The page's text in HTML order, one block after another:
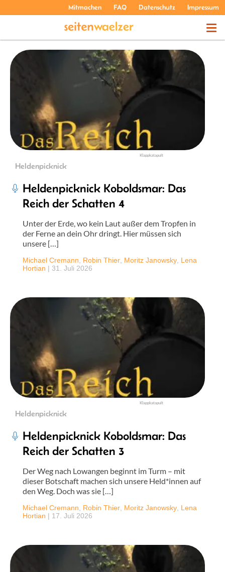
Mitmachen FAQ Datenschutz Impressum
THEMEN
PODCASTS
ÜBER UNS
Klappkatapult
Heldenpicknick
Heldenpicknick Koboldsmar: Das
Reich der Schatten 4
Unter der Erde, wo kein Laut außer dem Tropfen in
der Ferne an dein Ohr dringt. Hier müssen sich
unsere […]
Michael Cremann Robin Thier Moritz Janowsky Lena
Hortian | 31. Juli 2026
Klappkatapult
Heldenpicknick
Heldenpicknick Koboldsmar: Das
Reich der Schatten 3
Der Weg nach Lowangen beginnt im Turm – mit
dieser Botschaft machen sich unsere Held*innen auf
den Weg. Doch was sie […]
Michael Cremann Robin Thier Moritz Janowsky Lena
Hortian | 17. Juli 2026